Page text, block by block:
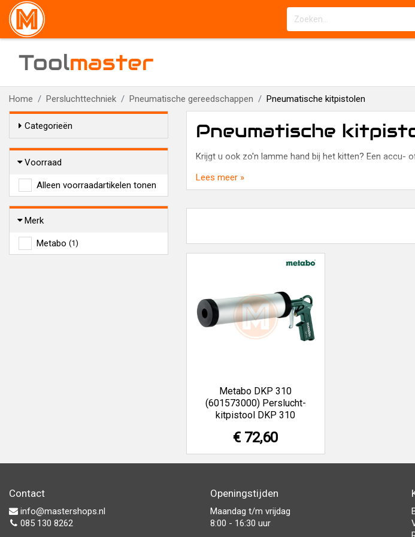
Toolmaster
Home Persluchttechniek Pneumatische gereedschappen Pneumatische kitpistolen
Categorieën
Voorraad
Alleen voorraadartikelen tonen
Merk
Metabo (1)
Pneumatische
Krijgt u ook zo'n lamme hand bij het kitten? Een accu-
Lees meer »
Metabo DKP 310
(601573000) Perslucht-
kitpistool DKP 310
€ 72,60
Contact
info@mastershops.nl
085 130 8262
Openingstijden
Maandag t/m vrijdag
8:00 - 16:30 uur